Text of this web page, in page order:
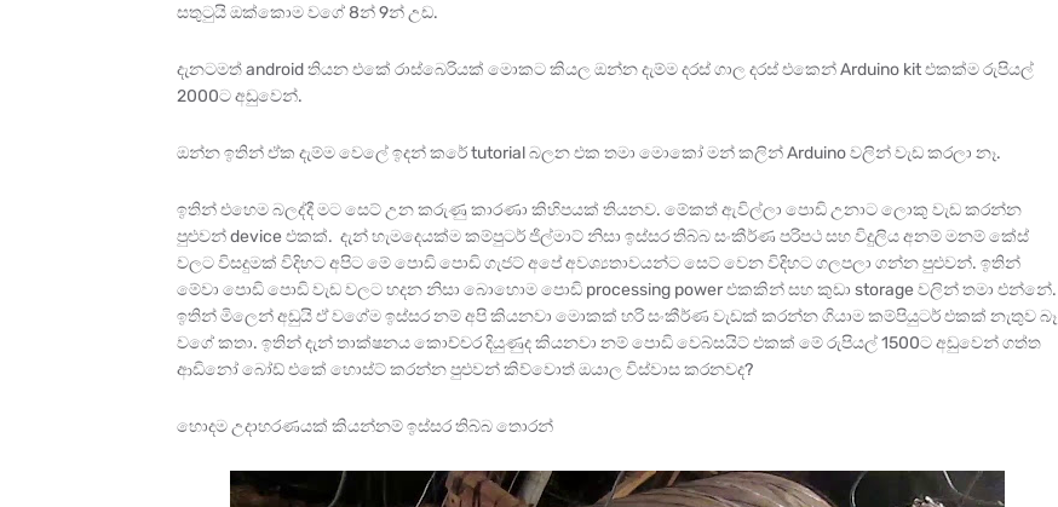
සතුටුයි ඔක්කොම වගේ 8න් 9න් උඩ.
දැනටමත් android තියන එකේ රාස්බෙරියක් මොකට කියල ඔන්න දැම්ම දරස් ගාල දරස් එකෙන් Arduino kit එකක්ම රුපියල්
2000ට අඩුවෙන්.
ඔන්න ඉතින් ඒක දැම්ම වෙලේ ඉදන් කරේ tutorial බලන එක තමා මොකෝ මන් කලින් Arduino වලින් වැඩ කරලා නෑ.
ඉතින් එහෙම බලද්දී මට සෙට් උන කරුණු කාරණා කිහිපයක් තියනව. මේකත් ඇවිල්ලා පොඩි උනාට ලොකු වැඩ කරන්න
පුළුවන් device එකක්. දැන් හැමදෙයක්ම කම්පුටර් ජිල්මාට් නිසා ඉස්සර තිබ්බ සංකීර්ණ පරිපථ සහ විදුලිය අනම් මනම් කේස්
වලට විසදුමක් විදිහට අපිට මේ පොඩි පොඩි ගැජට් අපේ අවශ්‍යතාවයන්ට සෙට් වෙන විදිහට ගලපලා ගන්න පුළුවන්. ඉතින්
මේවා පොඩි පොඩි වැඩ වලට හදන නිසා බොහොම පොඩි processing power එකකින් සහ කුඩා storage වලින් තමා එන්නේ.
ඉතින් මිලෙන් අඩුයි ඒ වගේම ඉස්සර නම් අපි කියනවා මොකක් හරි සංකීර්ණ වැඩක් කරන්න ගියාම කම්පියුටර් එකක් නැතුව බෑ
වගේ කතා. ඉතින් දැන් තාක්ෂනය කොච්චර දියුණුද කියනවා නම් පොඩි වෙබ්සයිට් එකක් මේ රුපියල් 1500ට අඩුවෙන් ගත්ත
ආඩිනෝ බෝඩ් එකේ හොස්ට් කරන්න පුළුවන් කිව්වොත් ඔයාල විස්වාස කරනවද?
හොදම උදාහරණයක් කියන්නම් ඉස්සර තිබ්බ තොරන්